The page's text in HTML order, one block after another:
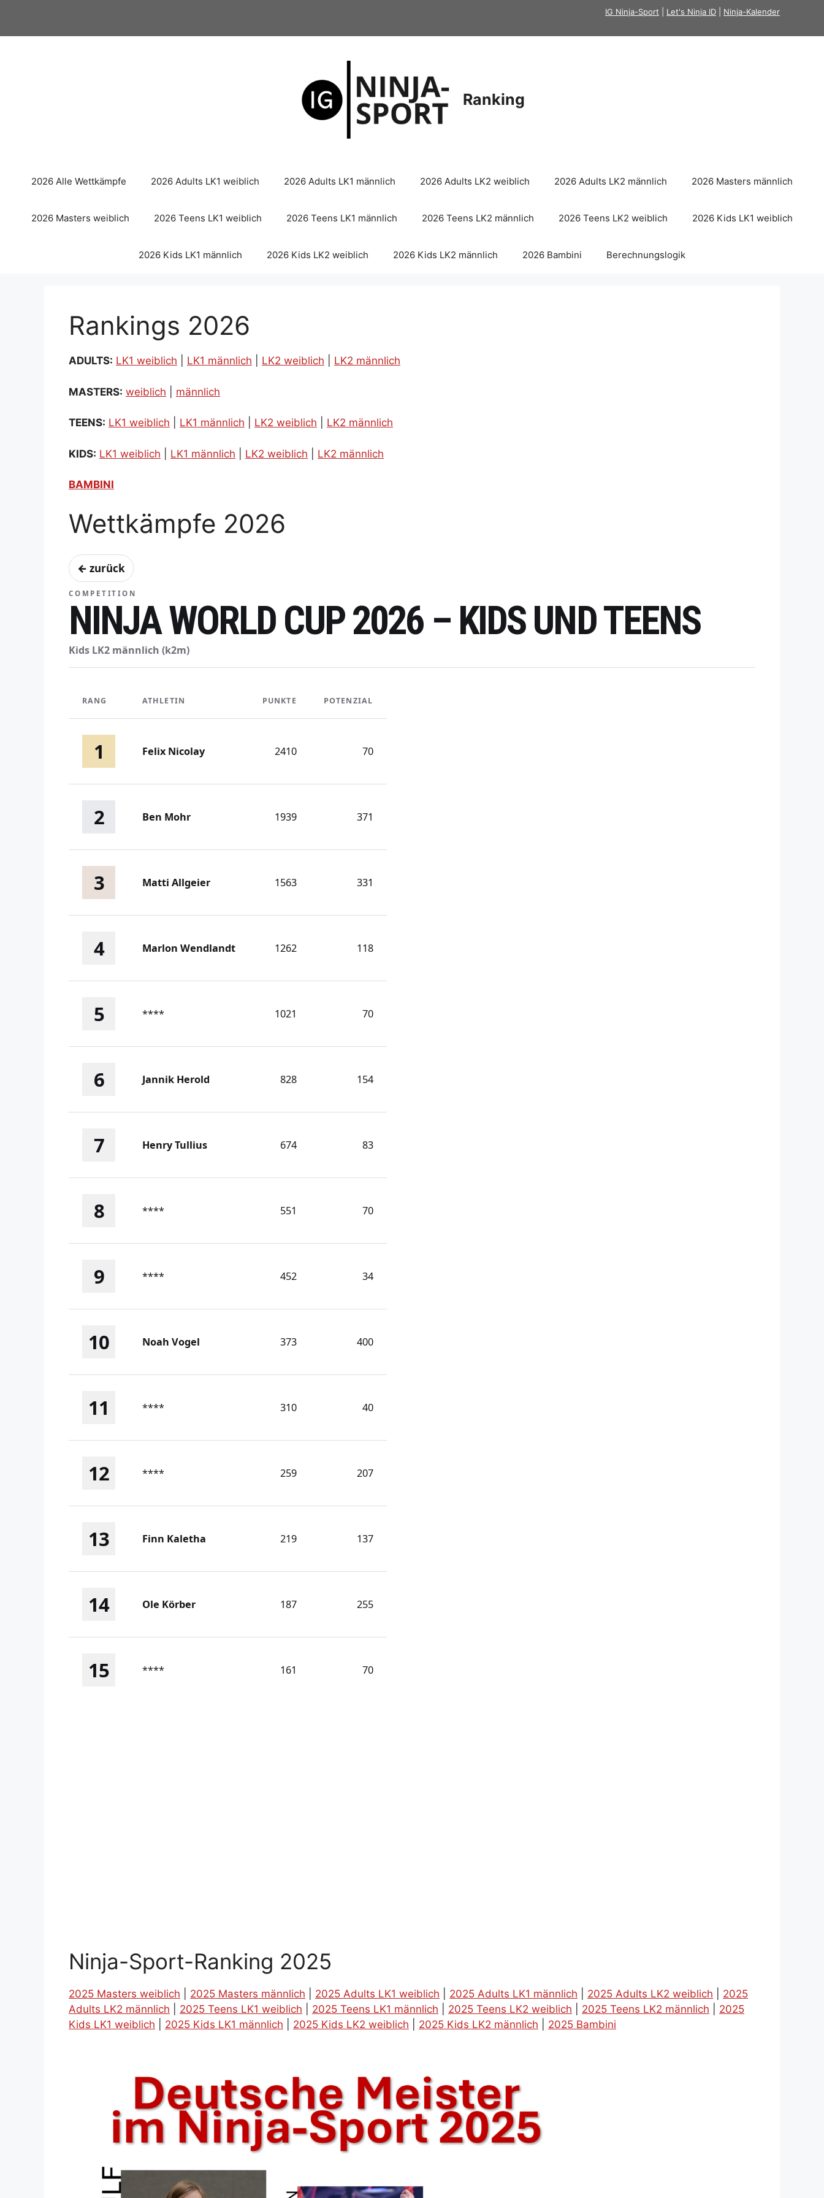
springen
IG Ninja-Sport Let's Ninja ID Ninja-Kalender
Ranking
2026 Alle Wettkämpfe 2026 Adults LK1 weiblich 2026 Adults LK1 männlich 2026 Adults LK2 weiblich 2026 Adults LK2 männlich 2026 Masters männlich
2026 Masters weiblich 2026 Teens LK1 weiblich 2026 Teens LK1 männlich 2026 Teens LK2 männlich 2026 Teens LK2 weiblich 2026 Kids LK1 weiblich
2026 Kids LK1 männlich 2026 Kids LK2 weiblich 2026 Kids LK2 männlich 2026 Bambini Berechnungslogik
Rankings 2026
ADULTS: LK1 weiblich LK1 männlich LK2 weiblich LK2 männlich
MASTERS: weiblich männlich
TEENS: LK1 weiblich LK1 männlich LK2 weiblich LK2 männlich
KIDS: LK1 weiblich LK1 männlich LK2 weiblich LK2 männlich
BAMBINI
Wettkämpfe 2026
← zurück
COMPETITION
NINJA WORLD CUP 2026 – KIDS UND TEENS
Kids LK2 männlich (k2m)
RANG ATHLETIN PUNKTE POTENZIAL
1 Felix Nicolay 2410 70
2 Ben Mohr 1939 371
3 Matti Allgeier 1563 331
4 Marlon Wendlandt 1262 118
5 **** 1021 70
6 Jannik Herold 828 154
7 Henry Tullius 674 83
8 **** 551 70
9 **** 452 34
10 Noah Vogel 373 400
11 **** 310 40
12 **** 259 207
13 Finn Kaletha 219 137
14 Ole Körber 187 255
15 **** 161 70
Ninja-Sport-Ranking 2025
2025 Masters weiblich 2025 Masters männlich 2025 Adults LK1 weiblich 2025 Adults LK1 männlich 2025 Adults LK2 weiblich
2025
Adults LK2 männlich
2025 Teens LK1 weiblich 2025 Teens LK1 männlich 2025 Teens LK2 weiblich 2025 Teens LK2 männlich
2025
Kids LK1 weiblich
2025 Kids LK1 männlich 2025 Kids LK2 weiblich 2025 Kids LK2 männlich 2025 Bambini